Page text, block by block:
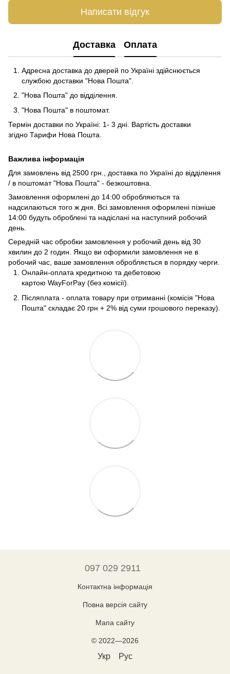
Написати відгук
Доставка Оплата
Адресна доставка до дверей по Україні здійснюється
службою доставки "Нова Пошта".
"Нова Пошта" до відділення.
"Нова Пошта" в поштомат.
Термін доставки по Україні: 1- 3 дні. Вартість доставки
згідно Тарифи Нова Пошта
Важлива інформація
Для замовлень від 2500 грн., доставка по Україні до відділення
/ в поштомат "Нова Пошта" - безкоштовна.
Замовлення оформлені до 14:00 обробляються та
надсилаються того ж дня. Всі замовлення оформлені пізніше
14:00 будуть оброблені та надіслані на наступний робочий
день.
Середній час обробки замовлення у робочий день від 30
хвилин до 2 годин. Якщо ви оформили замовлення не в
робочий час, ваше замовлення обробляється в порядку черги.
Онлайн-оплата кредитною та дебетовою
картою WayForPay (без комісії).
Післяплата - оплата товару при отриманні (комісія "Нова
Пошта" складає 20 грн + 2% від суми грошового переказу).
097 029 2911
Контактна інформація
Повна версія сайту
Мапа сайту
© 2022—2026
Укр Рус